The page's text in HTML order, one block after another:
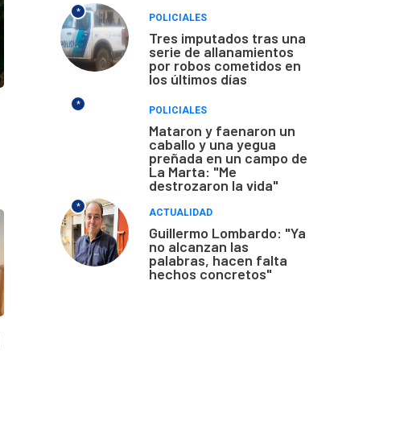
*
POLICIALES
Tres imputados tras una
serie de allanamientos
por robos cometidos en
los últimos días
*
POLICIALES
Mataron y faenaron un
caballo y una yegua
preñada en un campo de
La Marta: "Me
destrozaron la vida"
*
ACTUALIDAD
Guillermo Lombardo: "Ya
no alcanzan las
palabras, hacen falta
hechos concretos"